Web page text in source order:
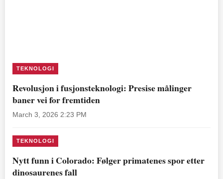
TEKNOLOGI
Revolusjon i fusjonsteknologi: Presise målinger
baner vei for fremtiden
March 3, 2026 2:23 PM
TEKNOLOGI
Nytt funn i Colorado: Følger primatenes spor etter
dinosaurenes fall